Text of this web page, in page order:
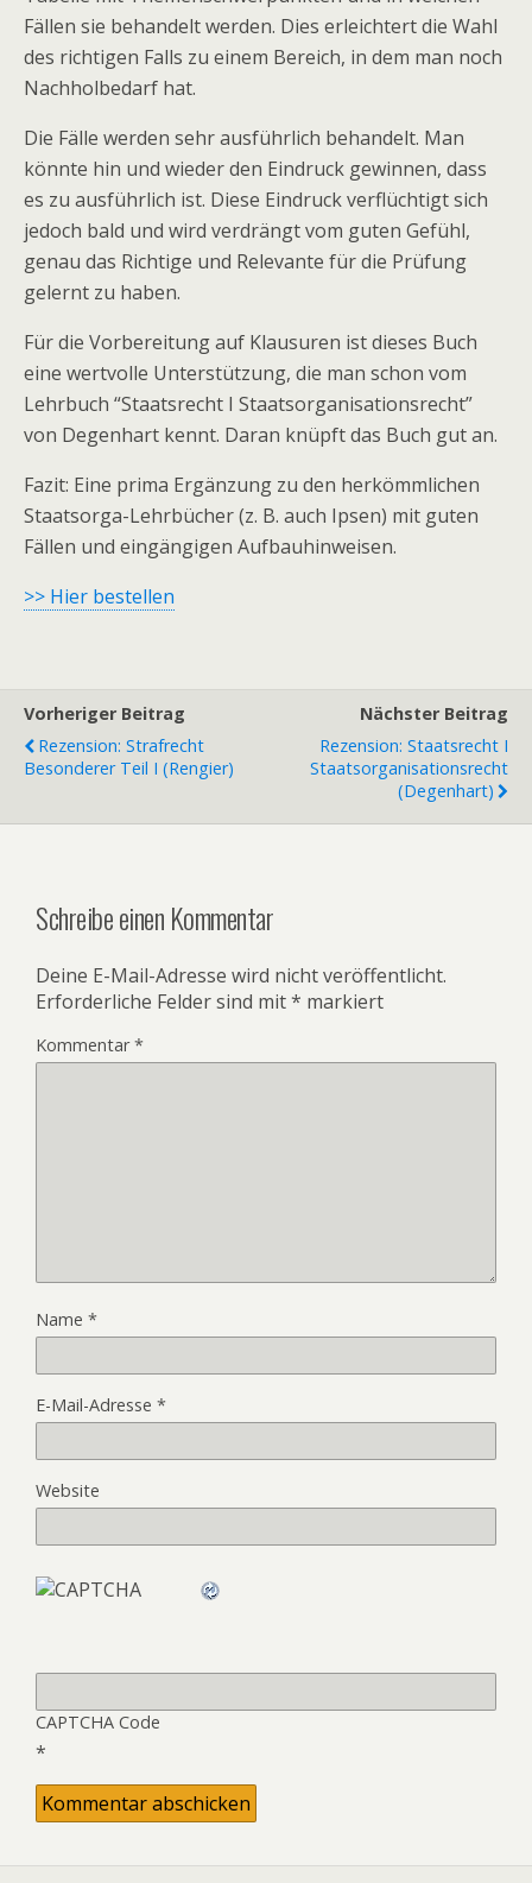
Fällen sie behandelt werden. Dies erleichtert die Wahl
des richtigen Falls zu einem Bereich, in dem man noch
Nachholbedarf hat.
Die Fälle werden sehr ausführlich behandelt. Man
könnte hin und wieder den Eindruck gewinnen, dass
es zu ausführlich ist. Diese Eindruck verflüchtigt sich
jedoch bald und wird verdrängt vom guten Gefühl,
genau das Richtige und Relevante für die Prüfung
gelernt zu haben.
Für die Vorbereitung auf Klausuren ist dieses Buch
eine wertvolle Unterstützung, die man schon vom
Lehrbuch “Staatsrecht I Staatsorganisationsrecht”
von Degenhart kennt. Daran knüpft das Buch gut an.
Fazit: Eine prima Ergänzung zu den herkömmlichen
Staatsorga-Lehrbücher (z. B. auch Ipsen) mit guten
Fällen und eingängigen Aufbauhinweisen.
>> Hier bestellen
Vorheriger Beitrag
Rezension: Strafrecht
Besonderer Teil I (Rengier)
Nächster Beitrag
Rezension: Staatsrecht I
Staatsorganisationsrecht
(Degenhart)
Schreibe einen Kommentar
Deine E-Mail-Adresse wird nicht veröffentlicht.
Erforderliche Felder sind mit* markiert
Kommentar*
Name *
E-Mail-Adresse *
Website
CAPTCHA Code
*